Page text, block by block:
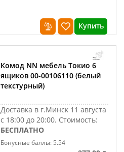
Купить
Комод NN мебель Токио 6
ящиков 00-00106110 (белый
текстурный)
Доставка в г.Минск 11 августа
с 18:00 до 20:00. Стоимость:
БЕСПЛАТНО
Бонусные баллы: 5.54